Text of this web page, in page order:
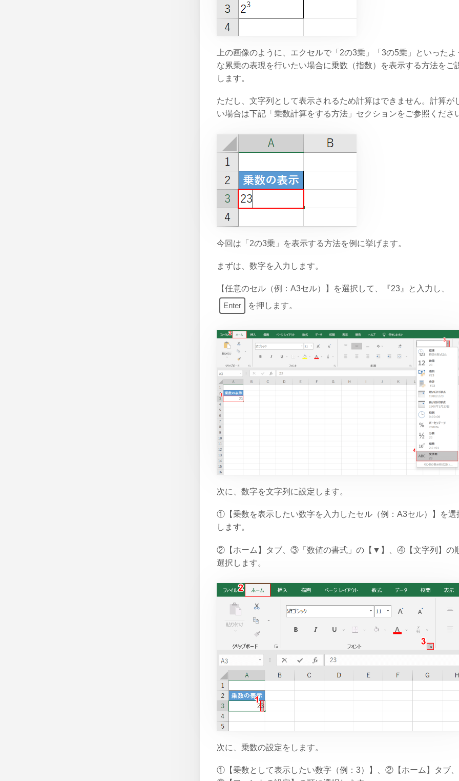
上の画像のように、エクセルで「2の3乗」「3の5乗」といったよ
な累乗の表現を行いたい場合に乗数（指数）を表示する方法をご
します。
ただし、文字列として表示されるため計算はできません。計算が
い場合は下記「乗数計算をする方法」セクションをご参照くださ
今回は「2の3乗」を表示する方法を例に挙げます。
まずは、数字を入力します。
【任意のセル（例：A3セル）】を選択して、『23』と入力し、
Enter
を押します。
次に、数字を文字列に設定します。
①【乗数を表示したい数字を入力したセル（例：A3セル）】を選
します。
②【ホーム】タブ、③「数値の書式」の【▼】、④【文字列】の
選択します。
次に、乗数の設定をします。
①【乗数として表示したい数字（例：3）】、②【ホーム】タブ、